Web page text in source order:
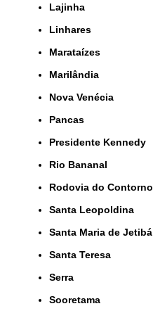
Lajinha
Linhares
Marataízes
Marilândia
Nova Venécia
Pancas
Presidente Kennedy
Rio Bananal
Rodovia do Contorno
Santa Leopoldina
Santa Maria de Jetibá
Santa Teresa
Serra
Sooretama